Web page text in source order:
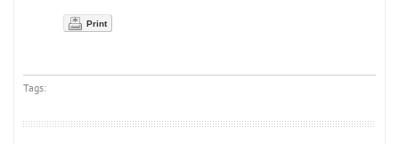
Print
Tags: